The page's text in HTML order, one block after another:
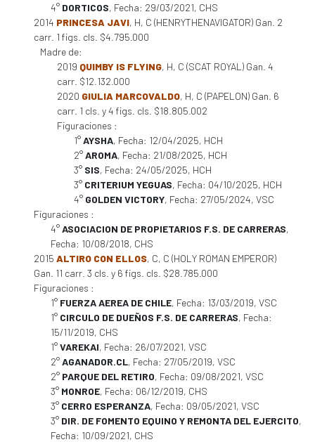
4° DORTICOS, Fecha: 29/03/2021, CHS
2014 PRINCESA JAVI, H, C (HENRYTHENAVIGATOR) Gan. 2
carr. 1 figs. cls. $4.795.000
Madre de:
2019 QUIMBY IS FLYING, H, C (SCAT ROYAL) Gan. 4
carr. $12.132.000
2020 GIULIA MARCOVALDO, H, C (PAPELON) Gan. 6
carr. 1 cls. y 4 figs. cls. $18.805.002
Figuraciones :
1°AYSHA, Fecha: 12/04/2025, HCH
2°AROMA, Fecha: 21/08/2025, HCH
3° SIS, Fecha: 24/05/2025, HCH
3° CRITERIUM YEGUAS, Fecha: 04/10/2025, HCH
4° GOLDEN VICTORY, Fecha: 27/05/2024, VSC
Figuraciones :
4°ASOCIACION DE PROPIETARIOS F.S. DE CARRERAS,
Fecha: 10/08/2018, CHS
2015 ALTIRO CON ELLOS, C, C (HOLY ROMAN EMPEROR)
Gan. 11 carr. 3 cls. y 6 figs. cls. $28.785.000
Figuraciones :
1° FUERZA AEREA DE CHILE, Fecha: 13/03/2019, VSC
1° CIRCULO DE DUEÑOS F.S. DE CARRERAS, Fecha:
15/11/2019, CHS
1°VAREKAI, Fecha: 26/07/2021, VSC
2°AGANADOR.CL, Fecha: 27/05/2019, VSC
2° PARQUE DEL RETIRO, Fecha: 09/08/2021, VSC
3° MONROE, Fecha: 06/12/2019, CHS
3° CERRO ESPERANZA, Fecha: 09/05/2021, VSC
3° DIR. DE FOMENTO EQUINO Y REMONTA DEL EJERCITO,
Fecha: 10/09/2021, CHS